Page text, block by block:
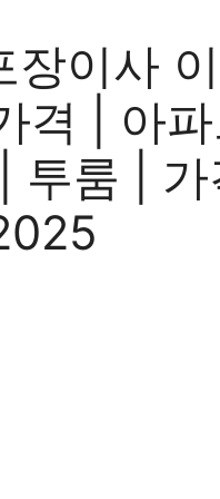
이사
격 | 아
투룸 | 가